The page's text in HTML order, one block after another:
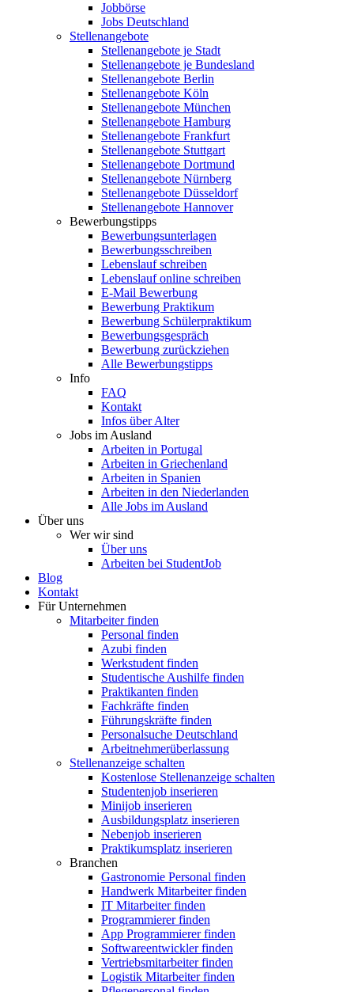
Jobbörse
Jobs Deutschland
Stellenangebote
Stellenangebote je Stadt
Stellenangebote je Bundesland
Stellenangebote Berlin
Stellenangebote Köln
Stellenangebote München
Stellenangebote Hamburg
Stellenangebote Frankfurt
Stellenangebote Stuttgart
Stellenangebote Dortmund
Stellenangebote Nürnberg
Stellenangebote Düsseldorf
Stellenangebote Hannover
Bewerbungstipps
Bewerbungsunterlagen
Bewerbungsschreiben
Lebenslauf schreiben
Lebenslauf online schreiben
E-Mail Bewerbung
Bewerbung Praktikum
Bewerbung Schülerpraktikum
Bewerbungsgespräch
Bewerbung zurückziehen
Alle Bewerbungstipps
Info
FAQ
Kontakt
Infos über Alter
Jobs im Ausland
Arbeiten in Portugal
Arbeiten in Griechenland
Arbeiten in Spanien
Arbeiten in den Niederlanden
Alle Jobs im Ausland
Über uns
Wer wir sind
Über uns
Arbeiten bei StudentJob
Blog
Kontakt
Für Unternehmen
Mitarbeiter finden
Personal finden
Azubi finden
Werkstudent finden
Studentische Aushilfe finden
Praktikanten finden
Fachkräfte finden
Führungskräfte finden
Personalsuche Deutschland
Arbeitnehmerüberlassung
Stellenanzeige schalten
Kostenlose Stellenanzeige schalten
Studentenjob inserieren
Minijob inserieren
Ausbildungsplatz inserieren
Nebenjob inserieren
Praktikumsplatz inserieren
Branchen
Gastronomie Personal finden
Handwerk Mitarbeiter finden
IT Mitarbeiter finden
Programmierer finden
App Programmierer finden
Softwareentwickler finden
Vertriebsmitarbeiter finden
Logistik Mitarbeiter finden